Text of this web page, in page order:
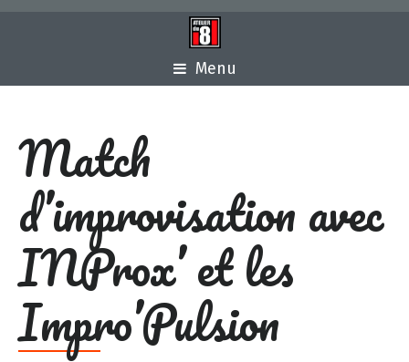
Menu
Match
d’improvisation avec
INProx’ et les
Impro’Pulsion